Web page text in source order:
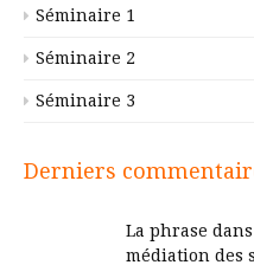
Séminaire 1
Séminaire 2
Séminaire 3
Derniers
La phrase
médiation des